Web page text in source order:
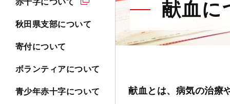
秋田県支部について
寄付について
ボランティアについて
青少年赤十字について
献血に
献血とは、病気の治療